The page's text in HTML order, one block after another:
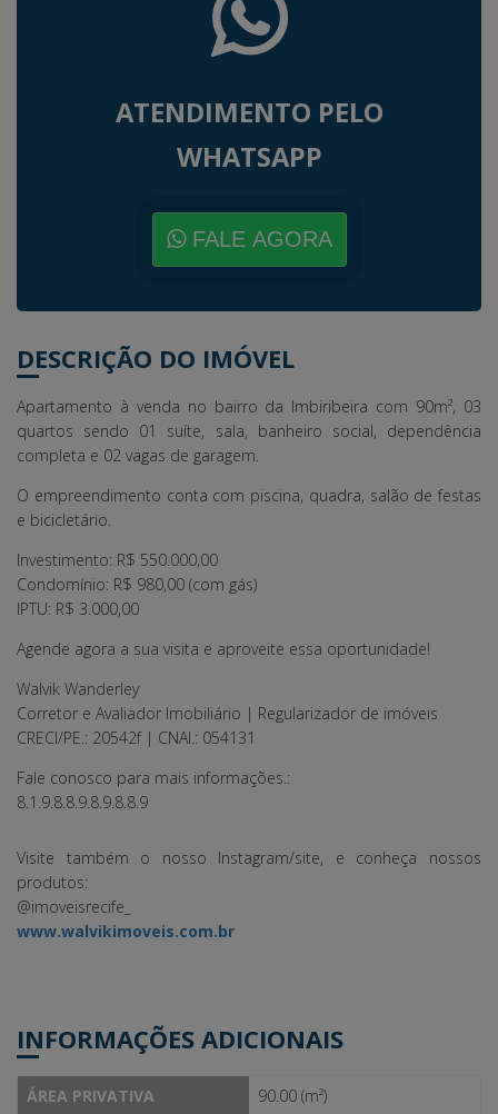
ATENDIMENTO PELO
WHATSAPP
FALE AGORA
DESCRIÇÃO DO IMÓVEL
Apartamento à venda no bairro da Imbiribeira com 90m², 03
quartos sendo 01 suíte, sala, banheiro social, dependência
completa e 02 vagas de garagem.
O empreendimento conta com piscina, quadra, salão de festas
e bicicletário.
Investimento: R$ 550.000,00
Condomínio: R$ 980,00 (com gás)
IPTU: R$ 3.000,00
Agende agora a sua visita e aproveite essa oportunidade!
Walvik Wanderley
Corretor e Avaliador Imobiliário | Regularizador de imóveis
CRECI/PE.: 20542f | CNAI.: 054131
Fale conosco para mais informações.:
8.1.9.8.8.9.8.9.8.8.9
Visite também o nosso Instagram/site, e conheça nossos
produtos:
@imoveisrecife_
www.walvikimoveis.com.br
INFORMAÇÕES ADICIONAIS
ÁREA PRIVATIVA 90.00 (m²)